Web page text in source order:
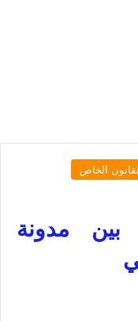
الخاص
بين مدونة